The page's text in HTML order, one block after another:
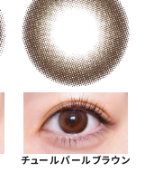
チュールパールブラウン